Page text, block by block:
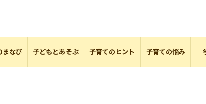
まなび 子どもとあそぶ 子育てのヒント 子育ての悩み